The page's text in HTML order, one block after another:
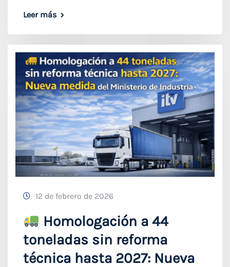
Leer más
12 de febrero de 2026
Homologación a 44
toneladas sin reforma
técnica hasta 2027: Nueva